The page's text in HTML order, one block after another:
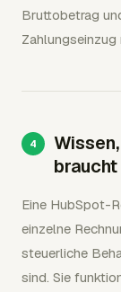
Bruttobetrag
braucht
Eine HubSpot-
einzelne
steuerliche
sind. Sie